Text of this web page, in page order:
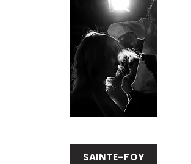
SAINTE-FOY